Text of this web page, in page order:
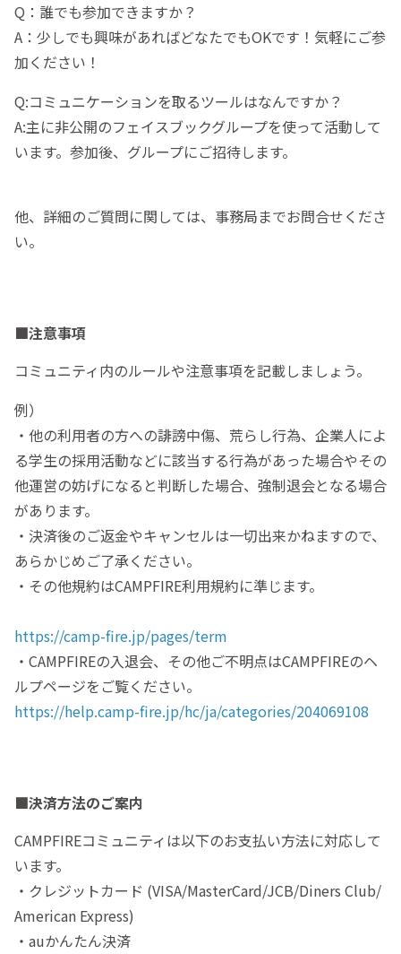
Q：誰でも参加できますか？
A：少しでも興味があればどなたでもOKです！気軽にご参
加ください！
Q:コミュニケーションを取るツールはなんですか？
A:主に非公開のフェイスブックグループを使って活動して
います。参加後、グループにご招待します。
他、詳細のご質問に関しては、事務局までお問合せくださ
い。
■注意事項
コミュニティ内のルールや注意事項を記載しましょう。
例）
・他の利用者の方への誹謗中傷、荒らし行為、企業人によ
る学生の採用活動などに該当する行為があった場合やその
他運営の妨げになると判断した場合、強制退会となる場合
があります。
・決済後のご返金やキャンセルは一切出来かねますので、
あらかじめご了承ください。
・その他規約はCAMPFIRE利用規約に準じます。
https://camp-fire.jp/pages/term
・CAMPFIREの入退会、その他ご不明点はCAMPFIREのヘ
ルプページをご覧ください。
https://help.camp-fire.jp/hc/ja/categories/204069108
■決済方法のご案内
CAMPFIREコミュニティは以下のお支払い方法に対応して
います。
・クレジットカード (VISA/MasterCard/JCB/Diners Club/
American Express)
・auかんたん決済